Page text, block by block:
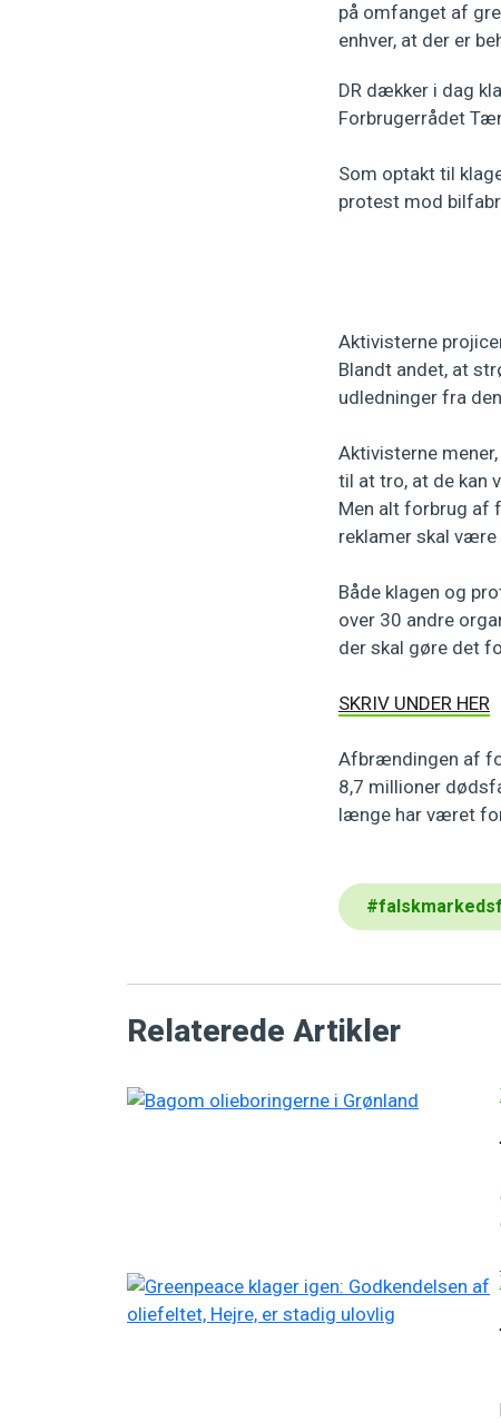
på omfanget af
enhver, at der er
DR dækker i dag
Forbrugerrådet
Som optakt til
protest mod
Aktivisterne
Blandt andet, at
udledninger fra
Aktivisterne
til at tro, at de kan
Men alt forbrug af
reklamer skal
Både klagen og
over 30 andre
der skal gøre det
SKRIV UNDER HER
Afbrændingen af
8,7 millioner
længe har været
#
Relaterede Artikler